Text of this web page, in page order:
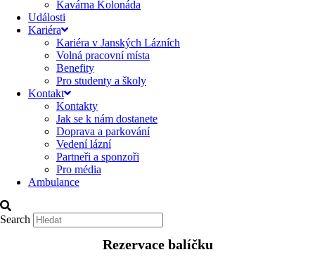
Kavárna Kolonáda
Události
Kariéra
Kariéra v Janských Lázních
Volná pracovní místa
Benefity
Pro studenty a školy
Kontakt
Kontakty
Jak se k nám dostanete
Doprava a parkování
Vedení lázní
Partneři a sponzoři
Pro média
Ambulance
Search
Rezervace balíčku